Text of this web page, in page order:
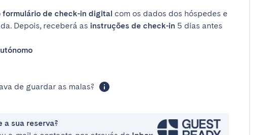
formulário de check-in digital com os dados dos hóspedes e
Depois, receberá as instruções de check-in 5 dias antes
de guardar as malas?
a sua reserva?